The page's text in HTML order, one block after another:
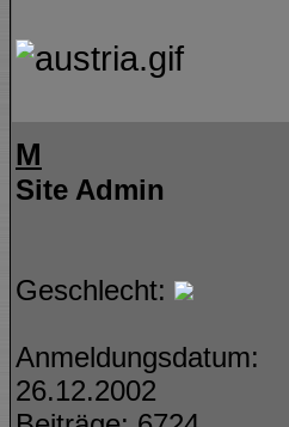
M
Site Admin
Geschlecht:
Anmeldungsdatum:
26.12.2002